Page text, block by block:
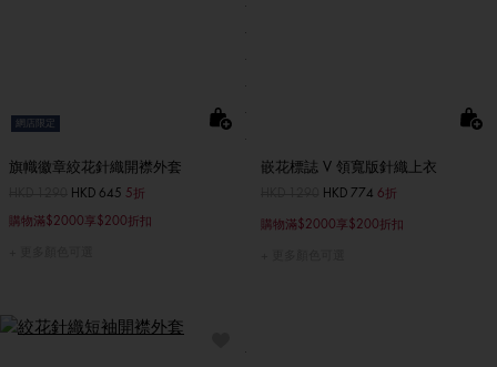
網店限定
旗幟徽章絞花針織開襟外套
至HKD 645 5折
購物滿$2000享$200折扣
嵌花標誌 V 領寬版針織上衣
至HKD 774 6折
購物滿$2000享$200折扣